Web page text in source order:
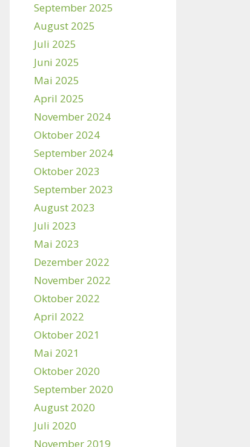
September 2025
August 2025
Juli 2025
Juni 2025
Mai 2025
April 2025
November 2024
Oktober 2024
September 2024
Oktober 2023
September 2023
August 2023
Juli 2023
Mai 2023
Dezember 2022
November 2022
Oktober 2022
April 2022
Oktober 2021
Mai 2021
Oktober 2020
September 2020
August 2020
Juli 2020
November 2019